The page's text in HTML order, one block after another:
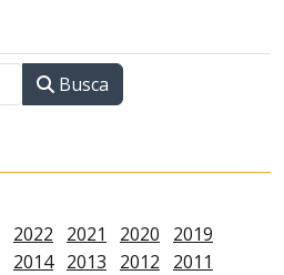
Busca
2022 2021 2020
2019
2014 2013 2012
2011